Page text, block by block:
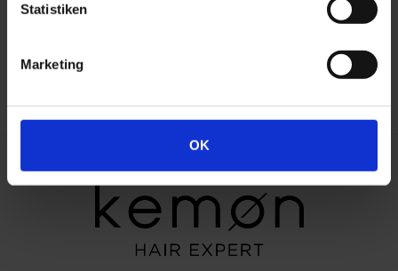
Statistiken
Marketing
OK
Gebändigtes Haar, geschmeidig und glänzend wie